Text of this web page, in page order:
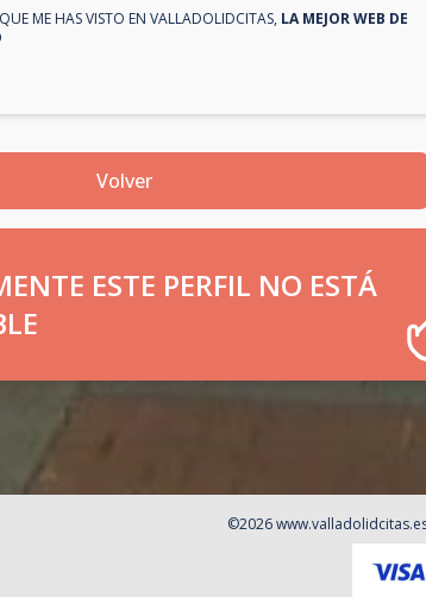
ME HAS VISTO ENVALLADOLIDCITAS, LA MEJOR WEB DE
Volver
ESTE PERFIL NO ESTÁ
©2026